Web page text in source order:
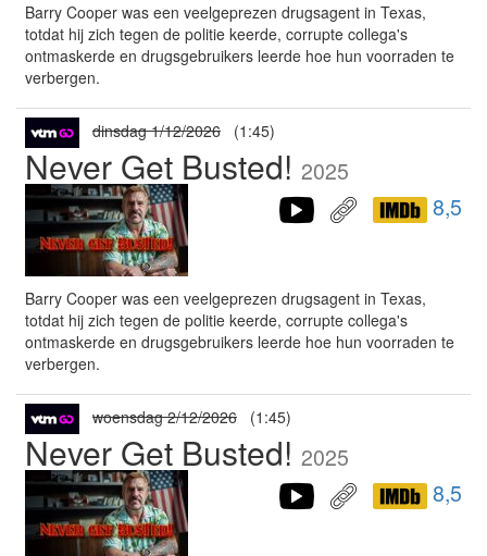
Barry Cooper was een veelgeprezen drugsagent in Texas,
totdat hij zich tegen de politie keerde, corrupte collega's
ontmaskerde en drugsgebruikers leerde hoe hun voorraden te
verbergen.
dinsdag 1/12/2026 (1:45)
Never Get Busted! 2025
8,5
Barry Cooper was een veelgeprezen drugsagent in Texas,
totdat hij zich tegen de politie keerde, corrupte collega's
ontmaskerde en drugsgebruikers leerde hoe hun voorraden te
verbergen.
woensdag 2/12/2026 (1:45)
Never Get Busted! 2025
8,5